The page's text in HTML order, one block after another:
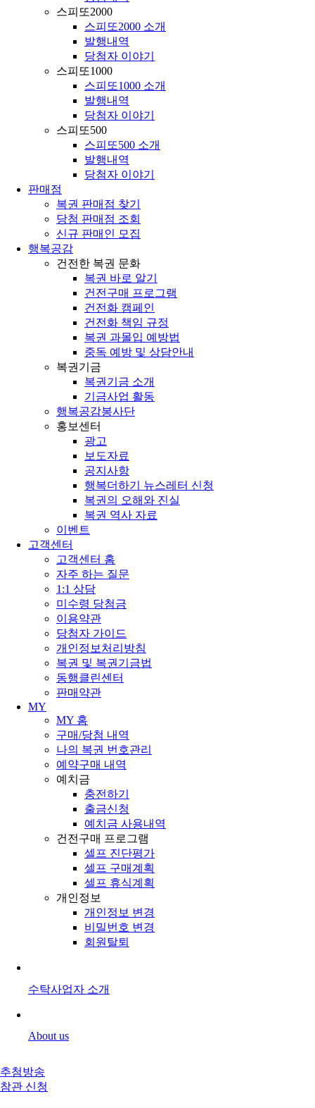
스피또2000
스피또2000 소개
발행내역
당첨자 이야기
스피또1000
스피또1000 소개
발행내역
당첨자 이야기
스피또500
스피또500 소개
발행내역
당첨자 이야기
판매점
복권 판매점 찾기
당첨 판매점 조회
신규 판매인 모집
행복공감
건전한 복권 문화
복권 바로 알기
건전구매 프로그램
건전화 캠페인
건전화 책임 규정
복권 과몰입 예방법
중독 예방 및 상담안내
복권기금
복권기금 소개
기금사업 활동
행복공감봉사단
홍보센터
광고
보도자료
공지사항
행복더하기 뉴스레터 신청
복권의 오해와 진실
복권 역사 자료
이벤트
고객센터
고객센터 홈
자주 하는 질문
1:1 상담
미수령 당첨금
이용약관
당첨자 가이드
개인정보처리방침
복권 및 복권기금법
동행클린센터
판매약관
MY
MY 홈
구매/당첨 내역
나의 복권 번호관리
예약구매 내역
예치금
충전하기
출금신청
예치금 사용내역
건전구매 프로그램
셀프 진단평가
셀프 구매계획
셀프 휴식계획
개인정보
개인정보 변경
비밀번호 변경
회원탈퇴
수탁사업자 소개
About us
추첨방송
참관 신청